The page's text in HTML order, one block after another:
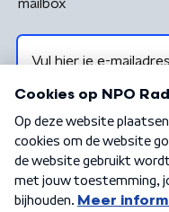
mailbox
Algemene voorwaarden